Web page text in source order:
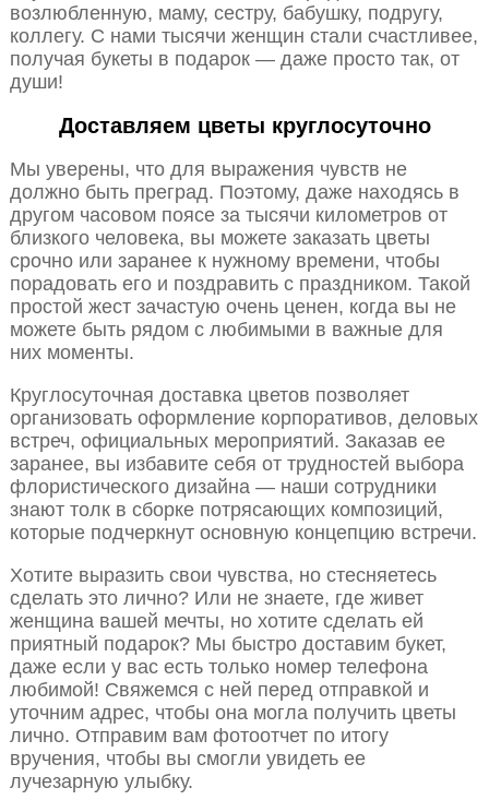
возлюбленную, маму, сестру, бабушку, подругу,
коллегу. С нами тысячи женщин стали счастливее,
получая букеты в подарок — даже просто так, от
души!
Доставляем цветы круглосуточно
Мы уверены, что для выражения чувств не
должно быть преград. Поэтому, даже находясь в
другом часовом поясе за тысячи километров от
близкого человека, вы можете заказать цветы
срочно или заранее к нужному времени, чтобы
порадовать его и поздравить с праздником. Такой
простой жест зачастую очень ценен, когда вы не
можете быть рядом с любимыми в важные для
них моменты.
Круглосуточная доставка цветов позволяет
организовать оформление корпоративов, деловых
встреч, официальных мероприятий. Заказав ее
заранее, вы избавите себя от трудностей выбора
флористического дизайна — наши сотрудники
знают толк в сборке потрясающих композиций,
которые подчеркнут основную концепцию встречи.
Хотите выразить свои чувства, но стесняетесь
сделать это лично? Или не знаете, где живет
женщина вашей мечты, но хотите сделать ей
приятный подарок? Мы быстро доставим букет,
даже если у вас есть только номер телефона
любимой! Свяжемся с ней перед отправкой и
уточним адрес, чтобы она могла получить цветы
лично. Отправим вам фотоотчет по итогу
вручения, чтобы вы смогли увидеть ее
лучезарную улыбку.